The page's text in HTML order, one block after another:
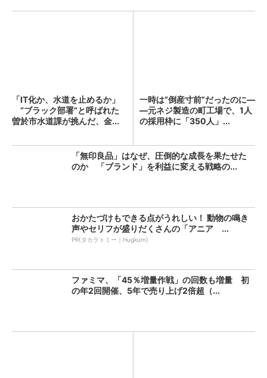
「IT化か、水道を止めるか」
“ブラック部署”と呼ばれた
曽於市水道課が挑んだ、金...
一時は“倒産寸前”だったのに―
―元ネジ製造の町工場で、1人
の採用枠に「350人」...
「無印良品」はなぜ、圧倒的な成長を果たせた
のか 「ブランド」を利益に変える戦略の...
おかたづけもできる点がうれしい！ 動物の鳴き
声やセリフが盛りだくさんの「アニア ...
PR(タカラトミー｜Hugkum)
ファミマ、「45％増量作戦」の回数も増量 初
の年2回開催、5年で売り上げ2倍超（...